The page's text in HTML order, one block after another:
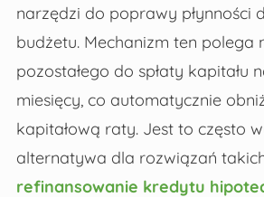
narzędzi do poprawy płynności
budżetu. Mechanizm ten polega
pozostałego do spłaty kapitału
miesięcy, co automatycznie
kapitałową raty. Jest to często
alternatywa dla rozwiązań
refinansowanie kredytu